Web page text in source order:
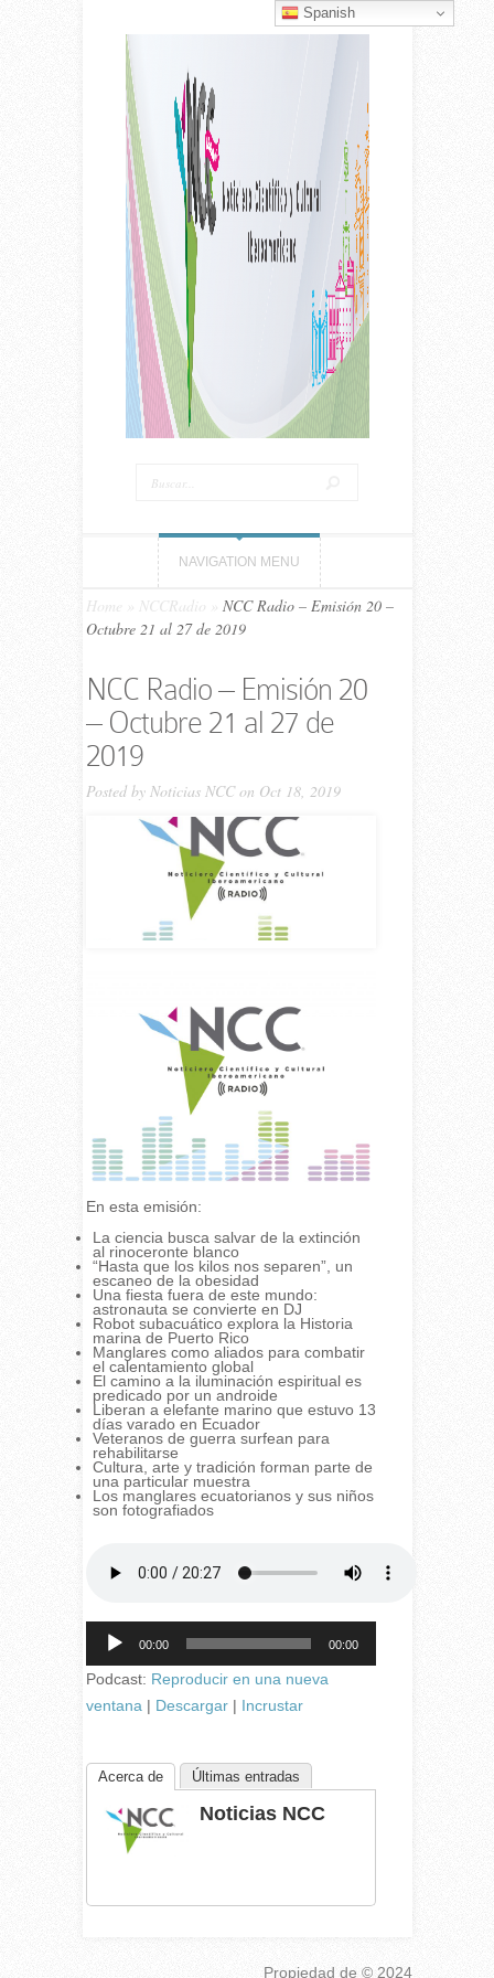
NAVIGATION MENU
Home NCCRadio
NCC Ra­dio – Emi­sión 20 –
Octubre 21 al 27 de 2019
NCC Ra­dio – Emi­sión 20
– Octubre 21 al 27 de
2019
Posted by Noticias NCCon Oct 18, 2019
En esta emisión:
La ciencia busca salvar de la extinción
al rinoceronte blanco
“Hasta que los kilos nos separen”, un
escaneo de la obesidad
Una fiesta fuera de este mundo:
astronauta se convierte en DJ
Robot subacuático explora la Historia
marina de Puerto Rico
Manglares como aliados para combatir
el calentamiento global
El camino a la iluminación espiritual es
predicado por un androide
Liberan a elefante marino que estuvo 13
días varado en Ecuador
Veteranos de guerra surfean para
rehabilitarse
Cultura, arte y tradición forman parte de
una particular muestra
Los manglares ecuatorianos y sus niños
son fotografiados
Reproductor
audio
00:00 00:00
Podcast: Reproducir en una nueva
ventana| Descargar| Incrustar
Acerca de Últimas entradas
Noticias NCC
Propiedad de © 2024
Spanish